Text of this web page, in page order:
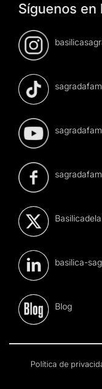
Síguenos en
basilica-
Blog
Política de